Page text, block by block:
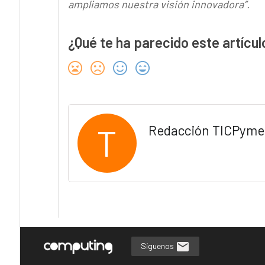
ampliamos nuestra visión innovadora”.
¿Qué te ha parecido este
T Redacción
Síguenos